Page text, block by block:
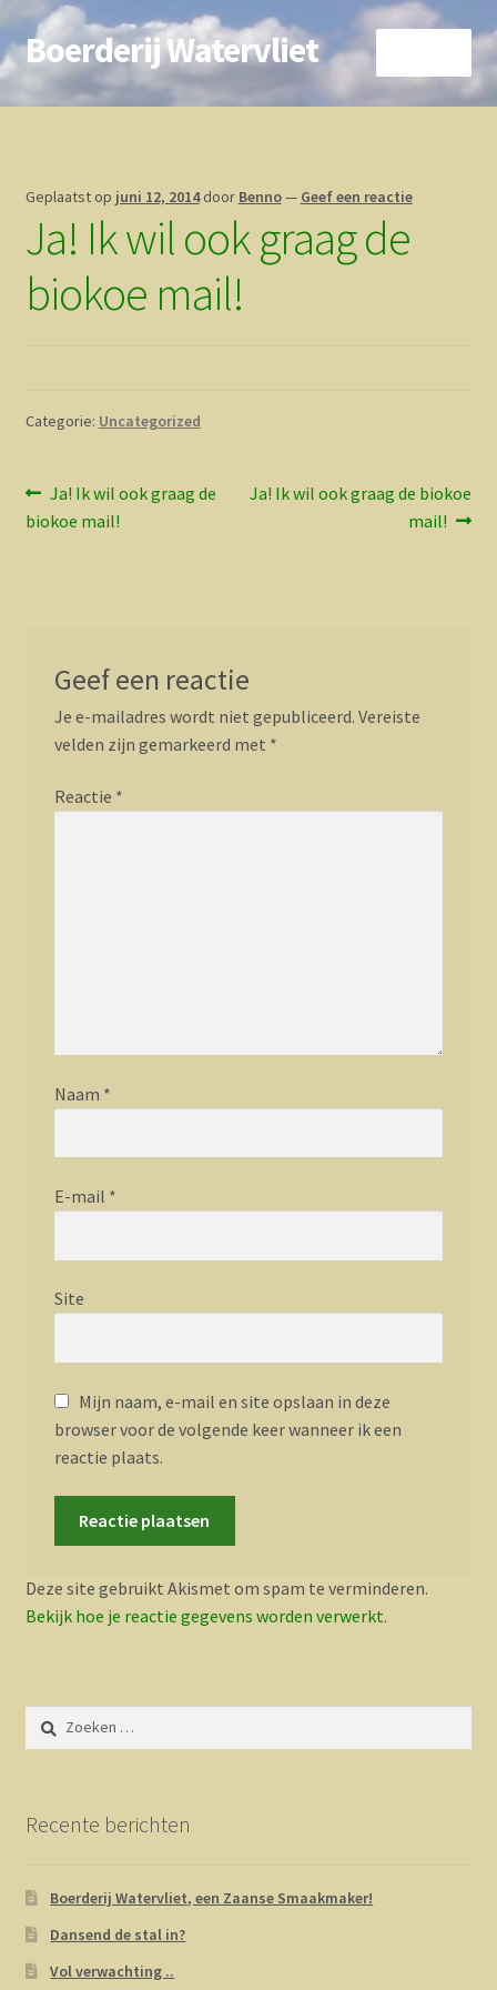
Ga
door
Ga
direct
Boerderij Watervliet
Home
Biokoe
Zorgboerderij
Geplaatst op juni 12, 2014 door Benno— Geef een reactie
Ja! Ik wil ook graag de
biokoe mail!
Categorie: Uncategorized
Bericht
navigatie
Vorig
bericht:
Ja! Ik wil ook graag de
biokoe mail!
Volgend
Ja! Ik wil ook graag de biokoe
mail!
Geef een reactie
Je e-mailadres wordt niet gepubliceerd. Vereiste
velden zijn gemarkeerd met *
Reactie *
Naam *
E-mail *
Site
Mijn naam, e-mail en site opslaan in deze
browser voor de volgende keer wanneer ik een
reactie plaats.
Deze site gebruikt Akismet om spam te verminderen.
Bekijk hoe je reactie gegevens worden verwerkt.
Zoeken
naar:
Recente berichten
Boerderij Watervliet, een Zaanse Smaakmaker!
Dansend de stal in?
Vol verwachting ..